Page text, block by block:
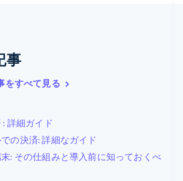
事
をすべて見る
詳細ガイド
の決済: 詳細なガイド
: その仕組みと導入前に知っておくべ